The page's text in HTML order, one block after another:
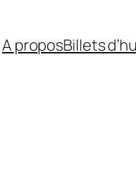
A proposBillets